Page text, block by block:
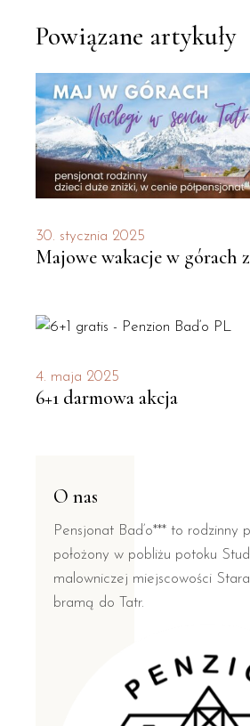
Powiązane artykuły
30. stycznia 2025
Majowe wakacje w górach
4. maja 2025
6+1 darmowa akcja
O nas
Pensjonat Baďo*** to rodzinny
położony w pobliżu potoku
malowniczej miejscowości
bramą do Tatr.